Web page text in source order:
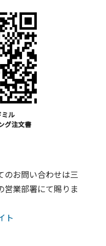
ル
グ注文書
のお問い合わせは三
営業部署にて賜りま
ト